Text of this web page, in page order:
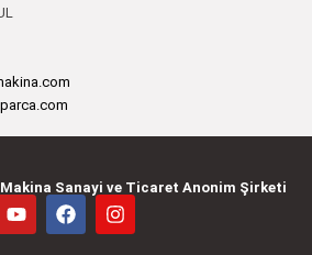
Sanayi ve Ticaret Anonim Şirketi